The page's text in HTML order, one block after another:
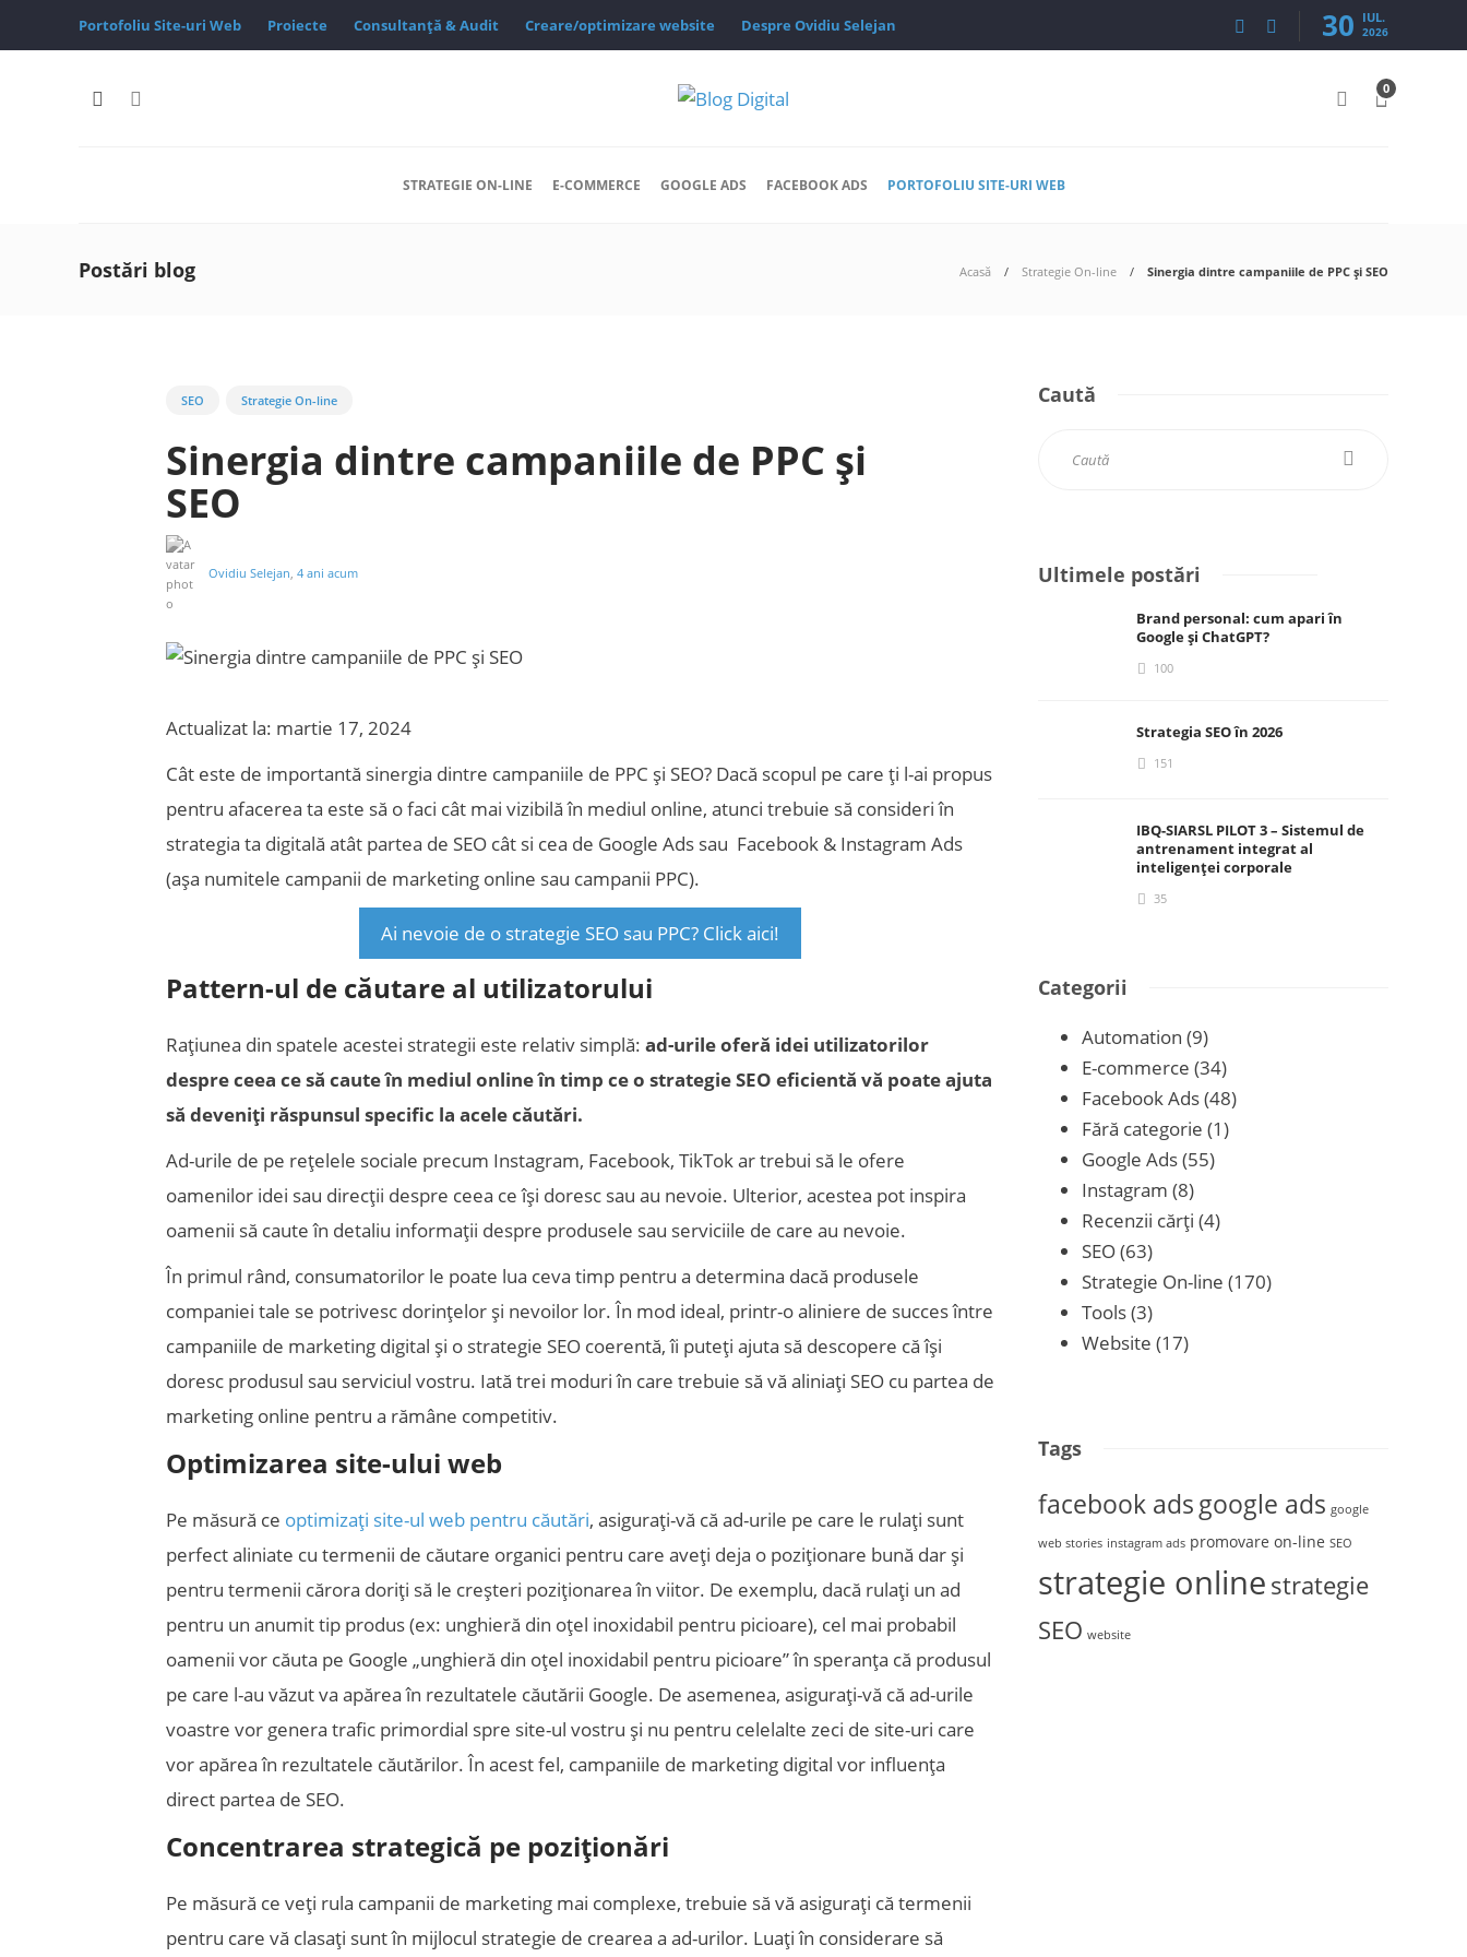
Portofoliu Site-uri Web Proiecte Consultanță & Audit Creare/optimizare website Despre Ovidiu Selejan 30 IUL.
2026
0
STRATEGIE ON-LINE E-COMMERCE GOOGLE ADS FACEBOOK ADS PORTOFOLIU SITE-URI WEB
Postări blog Acasă Strategie On-line Sinergia dintre campaniile de PPC și SEO
SEO Strategie On-line
Sinergia dintre campaniile de PPC și
SEO
Ovidiu Selejan 4 ani acum
Actualizat la: martie 17, 2024
Cât este de importantă sinergia dintre campaniile de PPC și SEO? Dacă scopul pe care ți l-ai propus
pentru afacerea ta este să o faci cât mai vizibilă în mediul online, atunci trebuie să consideri în
strategia ta digitală atât partea de SEO cât si cea de Google Ads sau Facebook & Instagram Ads
(așa numitele campanii de marketing online sau campanii PPC).
Ai nevoie de o strategie SEO sau PPC? Click aici!
Pattern-ul de căutare al utilizatorului
Rațiunea din spatele acestei strategii este relativ simplă: ad-urile oferă idei utilizatorilor
despre ceea ce să caute în mediul online în timp ce o strategie SEO eficientă vă poate ajuta
să deveniți răspunsul specific la acele căutări.
Ad-urile de pe rețelele sociale precum Instagram, Facebook, TikTok ar trebui să le ofere
oamenilor idei sau direcții despre ceea ce își doresc sau au nevoie. Ulterior, acestea pot inspira
oamenii să caute în detaliu informații despre produsele sau serviciile de care au nevoie.
În primul rând, consumatorilor le poate lua ceva timp pentru a determina dacă produsele
companiei tale se potrivesc dorințelor și nevoilor lor. În mod ideal, printr-o aliniere de succes între
campaniile de marketing digital și o strategie SEO coerentă, îi puteți ajuta să descopere că își
doresc produsul sau serviciul vostru. Iată trei moduri în care trebuie să vă aliniați SEO cu partea de
marketing online pentru a rămâne competitiv.
Optimizarea site-ului web
Pe măsură ce optimizați site-ul web pentru căutări, asigurați-vă că ad-urile pe care le rulați sunt
perfect aliniate cu termenii de căutare organici pentru care aveți deja o poziționare bună dar și
pentru termenii cărora doriți să le creșteri poziționarea în viitor. De exemplu, dacă rulați un ad
pentru un anumit tip produs (ex: unghieră din oțel inoxidabil pentru picioare), cel mai probabil
oamenii vor căuta pe Google „unghieră din oțel inoxidabil pentru picioare” în speranța că produsul
pe care l-au văzut va apărea în rezultatele căutării Google. De asemenea, asigurați-vă că ad-urile
voastre vor genera trafic primordial spre site-ul vostru și nu pentru celelalte zeci de site-uri care
vor apărea în rezultatele căutărilor. În acest fel, campaniile de marketing digital vor influența
direct partea de SEO.
Concentrarea strategică pe poziționări
Pe măsură ce veți rula campanii de marketing mai complexe, trebuie să vă asigurați că termenii
pentru care vă clasați sunt în mijlocul strategie de crearea a ad-urilor. Luați în considerare să
Caută
Ultimele postări
Brand personal: cum apari în
Google și ChatGPT?
100
Strategia SEO în 2026
151
IBQ-SIARSL PILOT 3 – Sistemul de
antrenament integrat al
inteligenței corporale
35
Categorii
Automation (9)
E-commerce (34)
Facebook Ads(48)
Fără categorie (1)
Google Ads(55)
Instagram (8)
Recenzii cărţi (4)
SEO(63)
Strategie On-line (170)
Tools(3)
Website (17)
Tags
facebook adsgoogle ads google
web stories instagram ads promovare on-line SEO
strategie online strategie
SEO website